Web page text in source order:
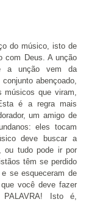
do músico, isto de
com Deus. A unção
a unção vem da
abençoado,
que viram,
é a regra mais
um amigo de
eles tocam
deve buscar a
ou tudo pode ir por
têm se perdido
se esqueceram de
você deve fazer
Isto é,